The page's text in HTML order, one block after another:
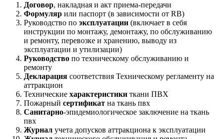
Договор, накладная и акт приема-передачи
Формуляр или паспорт (в зависимости от RB)
Руководство по эксплуатации (включает в себя
инструкции по монтажу, демонтажу, по обслуживанию
и ремонту, перевозке и хранению, выводу из
эксплуатации и утилизации)
Руководство по техническому обслуживанию и
ремонту
Декларация соответствия Техническому регламенту на
аттракцион
Технические характеристики ткани ПВХ
Пожарный сертификат на ткань пвх
Санитарно-эпидемиологическое заключение на ткань
пвх
Журнал учета допусков аттракциона к эксплуатации